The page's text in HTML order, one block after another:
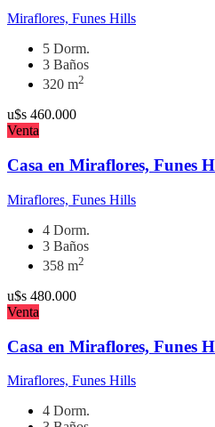
Miraflores, Funes Hills
5 Dorm.
3 Baños
320 m2
u$s 460.000
Venta
Casa en Miraflores, Funes
Miraflores, Funes Hills
4 Dorm.
3 Baños
358 m2
u$s 480.000
Venta
Casa en Miraflores, Funes
Miraflores, Funes Hills
4 Dorm.